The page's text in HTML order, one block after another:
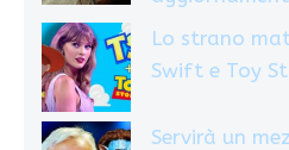
Lo strano
Swift e Toy
Servirà un